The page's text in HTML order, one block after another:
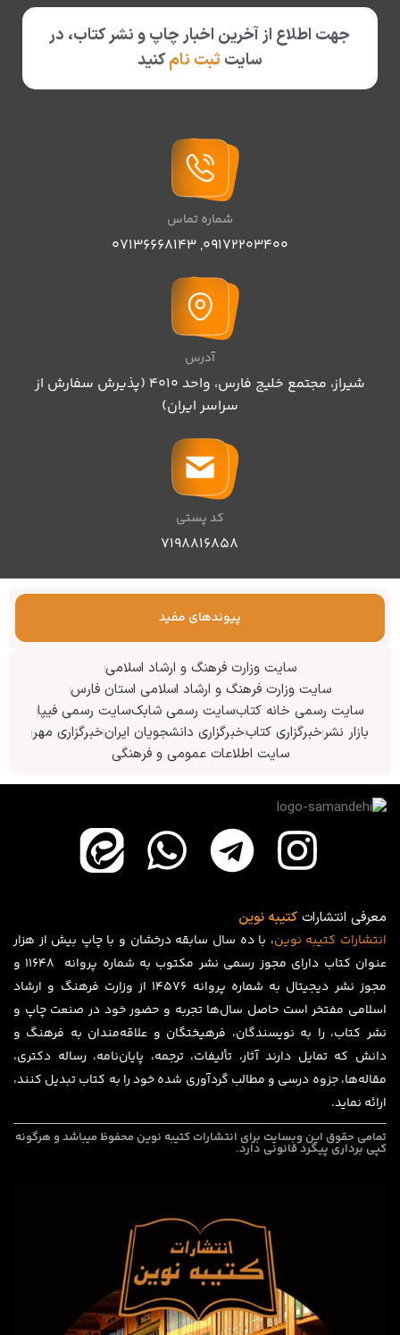
جهت اطلاع از آخرین اخبار چاپ و نشر کتاب، در
سایت ثبت نامکنید
شماره تماس
09172203400
,
07136668143
آدرس
شیراز، مجتمع خلیج فارس، واحد ۴۰۱۰ (پذیرش سفارش از
سراسر ایران)
کد پستی
۷۱۹۸۸۱۶۸۵۸
پیوندهای مفید
سایت وزارت فرهنگ و ارشاد اسلامی
سایت وزارت فرهنگ و ارشاد اسلامی استان فارس
سایت رسمی خانه کتابسایت رسمی شابکسایت رسمی فیپا
بازار نشرخبرگزاری کتابخبرگزاری دانشجویان ایرانخبرگزاری مهر
سایت اطلاعات عمومی و فرهنگی
معرفی انتشاراتکتیبه نوین
انتشارات کتیبه نوین، با ده سال سابقه درخشان و با چاپ بیش از هزار
عنوان کتاب دارای مجوز رسمی نشر مکتوب به شماره پروانه ۱۱۶۴۸ و
مجوز نشر دیجیتال به شماره پروانه 14576 از وزارت فرهنگ و ارشاد
اسلامی مفتخر است حاصل سال‌ها تجربه و حضور خود در صنعت چاپ و
نشر کتاب، را به نویسندگان، فرهیختگان و علاقه‌مندان به فرهنگ و
دانش که تمایل دارند آثار، تألیفات، ترجمه، پایان‌نامه، رساله دکتری،
مقاله‌ها، جزوه درسی و مطالب گردآوری شده خود را به کتاب تبدیل کنند،
ارائه نماید.
تمامی حقوق این وبسایت برای انتشارات کتیبه نوین محفوظ میباشد و هرگونه
کپی برداری پیگرد قانونی دارد.